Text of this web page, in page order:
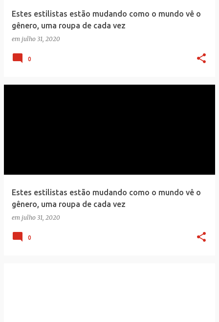
Estes estilistas estão mudando como o mundo vê o
gênero, uma roupa de cada vez
em julho 31, 2020
0
Estes estilistas estão mudando como o mundo vê o
gênero, uma roupa de cada vez
em julho 31, 2020
0